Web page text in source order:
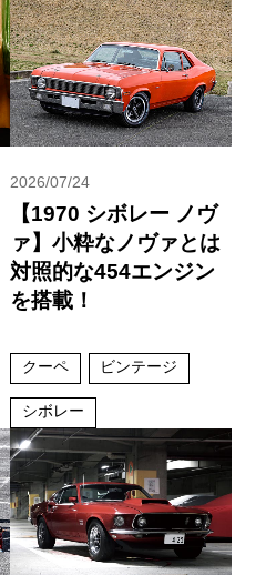
2026/07/24
【1970 シボレー ノヴ
ァ】小粋なノヴァとは
対照的な454エンジン
を搭載！
クーペ ビンテージ
シボレー